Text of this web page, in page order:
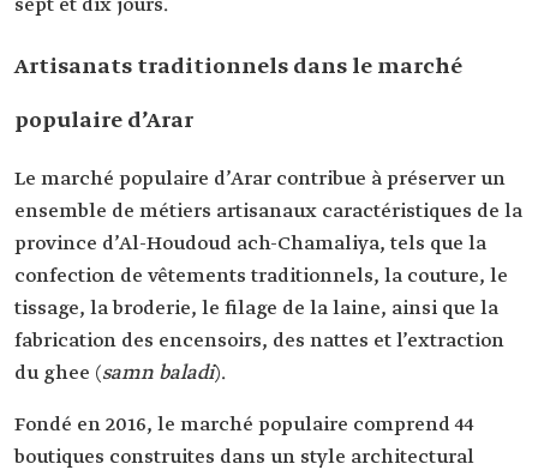
sept et dix jours.
Artisanats traditionnels dans le marché
populaire d’Arar
Le marché populaire d’Arar contribue à préserver un
ensemble de métiers artisanaux caractéristiques de la
province d’Al-Houdoud ach-Chamaliya, tels que la
confection de vêtements traditionnels, la couture, le
tissage, la broderie, le filage de la laine, ainsi que la
fabrication des encensoirs, des nattes et l’extraction
du ghee (samn baladi).
Fondé en 2016, le marché populaire comprend 44
boutiques construites dans un style architectural